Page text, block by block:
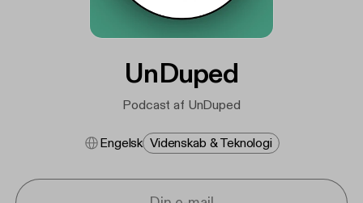
UnDuped
Podcast af UnDuped
Engelsk Videnskab & Teknologi